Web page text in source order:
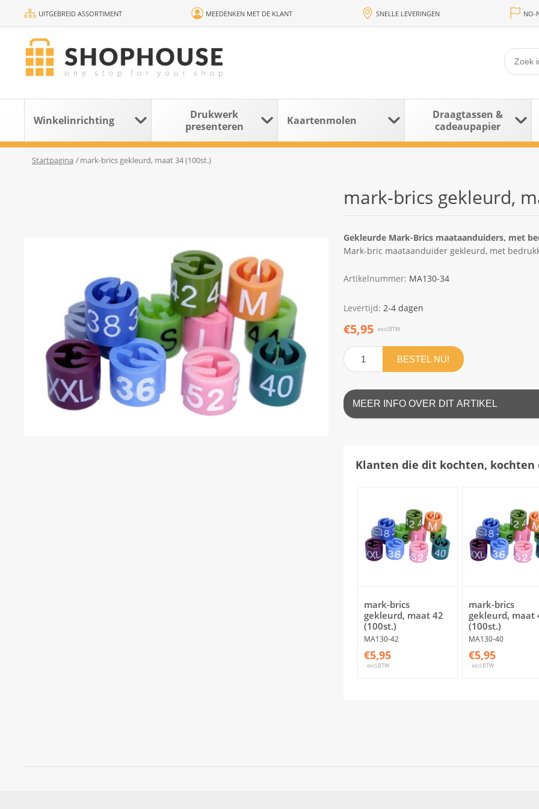
UITGEBREID ASSORTIMENT MEEDENKEN MET DE KLANT SNELLE LEVERINGEN NO-
Winkelinrichting
Drukwerk
presenteren
Kaartenmolen
Draagtassen &
cadeaupapier
Startpagina /mark-brics gekleurd, maat 34 (100st.)
mark-brics gekleurd,
Gekleurde Mark-Brics maataanduiders, met
Mark-bric maataanduider gekleurd, met
Artikelnummer: MA130-34
Levertijd: 2-4 dagen
€5,95 excl.BTW
BESTEL NU!
MEER INFO OVER DIT ARTIKEL
Klanten die dit kochten, kochten
mark-brics
gekleurd, maat 42
(100st.)
MA130-42
€5,95
excl.BTW
mark-brics
gekleurd, maat
(100st.)
MA130-40
€5,95
excl.BTW